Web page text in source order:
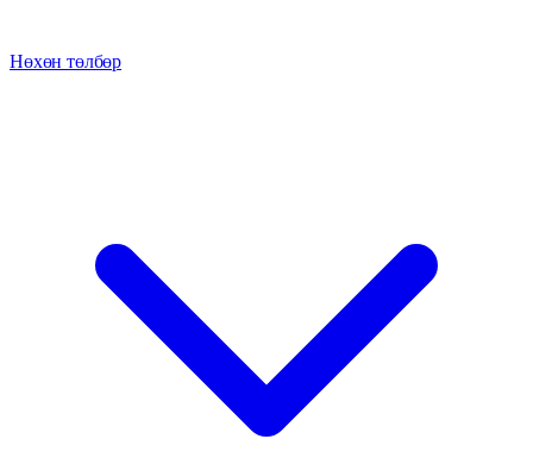
Нөхөн төлбөр